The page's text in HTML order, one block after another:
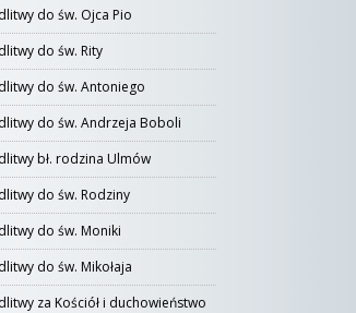
do św. Ojca Pio
do św. Rity
do św. Antoniego
do św. Andrzeja Boboli
bł. rodzina Ulmów
do św. Rodziny
do św. Moniki
do św. Mikołaja
za Kościół i duchowieństwo